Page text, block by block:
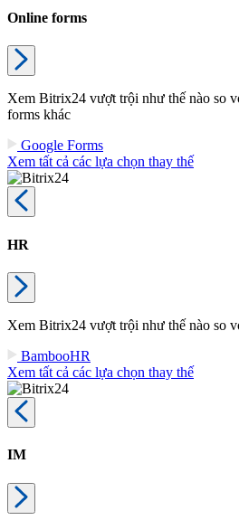
Online forms
Xem Bitrix24 vượt trội như thế nào so
forms khác
Google Forms
Xem tất cả các lựa chọn thay thế
HR
Xem Bitrix24 vượt trội như thế nào so
BambooHR
Xem tất cả các lựa chọn thay thế
IM